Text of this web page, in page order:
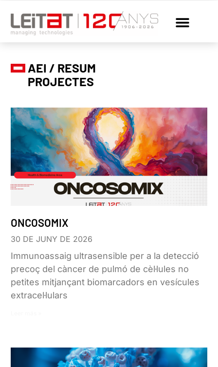
AEI / RESUM
PROJECTES
ONCOSOMIX
30 DE JUNY DE 2026
Immunoassaig ultrasensible per a la detecció
precoç del càncer de pulmó de cèl·lules no
petites mitjançant biomarcadors en vesícules
extracel·lulars